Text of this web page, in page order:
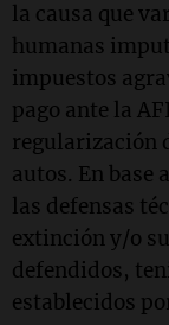
la causa que
humanas
impuestos
pago ante la
regularización
autos. En base
las defensas
extinción y/o
defendidos,
establecidos